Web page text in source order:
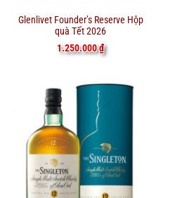
Glenlivet Founder’s Reserve Hộp
quà Tết 2026
1.250.000₫